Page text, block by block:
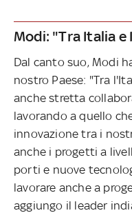
Modi: "Tra Italia e
Dal canto suo, Modi
nostro Paese: "Tra
anche stretta
lavorando a quello
innovazione tra i
anche i progetti a
porti e nuove
lavorare anche a
aggiungo il leader